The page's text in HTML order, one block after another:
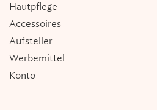
Hautpflege
Accessoires
Aufsteller
Werbemittel
Konto